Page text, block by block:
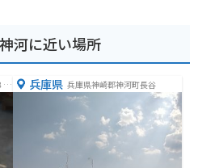
河に近い場所
６
兵庫県 兵庫県神崎郡神河町長谷